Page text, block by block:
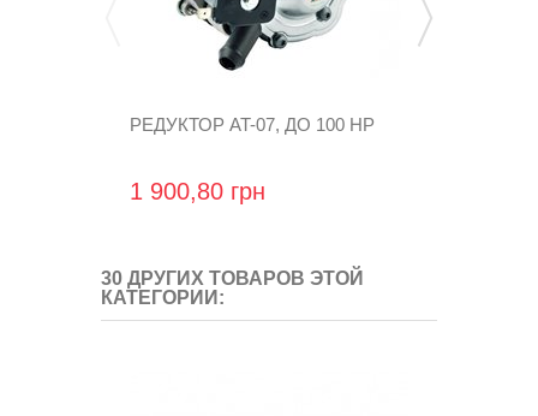
РЕДУКТОР AT-07, ДО 100 HP
1 900,80 грн
30 ДРУГИХ ТОВАРОВ ЭТОЙ
КАТЕГОРИИ: